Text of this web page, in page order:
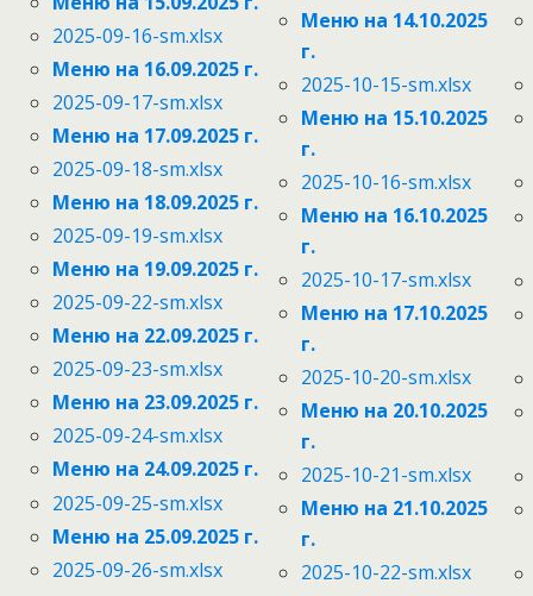
2025-09-16-sm.xlsx
Меню на 16.09.2025 г.
2025-09-17-sm.xlsx
Меню на 17.09.2025 г.
2025-09-18-sm.xlsx
Меню на 18.09.2025 г.
2025-09-19-sm.xlsx
Меню на 19.09.2025 г.
2025-09-22-sm.xlsx
Меню на 22.09.2025 г.
2025-09-23-sm.xlsx
Меню на 23.09.2025 г.
2025-09-24-sm.xlsx
Меню на 24.09.2025 г.
2025-09-25-sm.xlsx
Меню на 25.09.2025 г.
2025-09-26-sm.xlsx
Меню на 14.10.2025
г.
2025-10-15-sm.xlsx
Меню на 15.10.2025
г.
2025-10-16-sm.xlsx
Меню на 16.10.2025
г.
2025-10-17-sm.xlsx
Меню на 17.10.2025
г.
2025-10-20-sm.xlsx
Меню на 20.10.2025
г.
2025-10-21-sm.xlsx
Меню на 21.10.2025
г.
2025-10-22-sm.xlsx